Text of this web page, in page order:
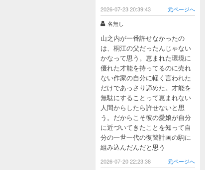
2026-07-23 20:39:43
元ページへ
名無し
山之内が一番許せなかったの
は、桐江の父だったんじゃない
かなって思う。恵まれた環境に
優れた才能を持ってるのに売れ
ない作家の自分に軽く言われた
だけであっさり諦めた。才能を
無駄にすることって恵まれない
人間からしたら許せないと思
う。だからこそ彼の愛娘が自分
に近づいてきたことを知って自
分の一世一代の復讐計画の駒に
組み込んだんだと思う
2026-07-20 22:23:38 元ページへ